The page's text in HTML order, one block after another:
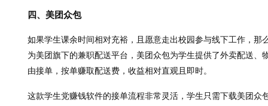
四、美团众包
如果学生课余时间相对充裕，且愿意走出校园参与线下工作，那
为美团旗下的兼职配送平台，美团众包为学生提供了外卖配送
由接单，按单赚取配送费，收益相对直观且即时。
这款学生党赚钱软件的接单流程非常灵活，学生只需下载美团众